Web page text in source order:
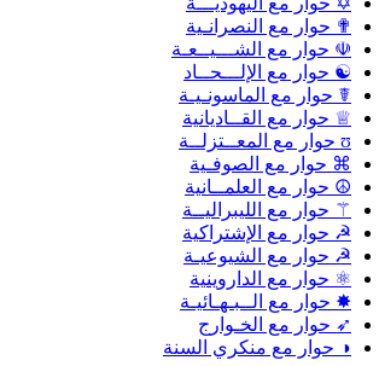
✟ حوار مع النصرانـية
☫ حوار مع الشـــيــعـة
☯ حوار مع الإلـــحــاد
☤ حوار مع الماسونـيـة
♕ حوار مع القــاديانية
ʊ حوار مع المعــتزلــة
⌘ حوار مع الصوفـية
☮ حوار مع العلمــانية
⚚ حوار مع الليبراليــة
☭ حوار مع الإشتراكية
☭ حوار مع الشيوعيـة
⚛ حوار مع الداروينية
✸ حوار مع الــبـهـائيـة
➶ حوار مع الخـوارج
◑ حوار مع منكري السنة